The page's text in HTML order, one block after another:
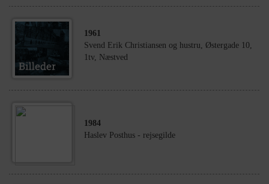
1961
Svend Erik Christiansen og hustru, Østergade 10,
1tv, Næstved
1984
Haslev Posthus - rejsegilde